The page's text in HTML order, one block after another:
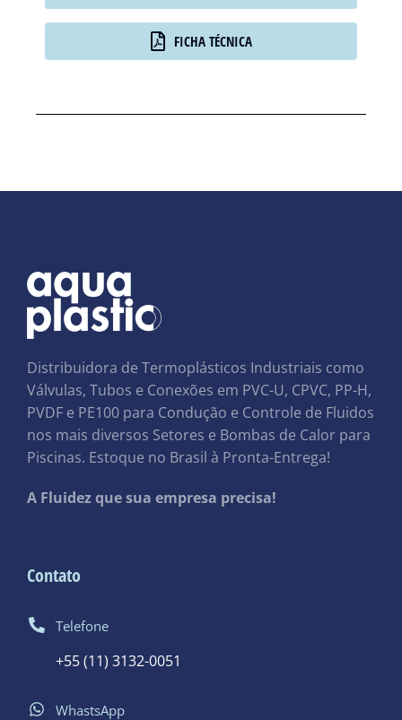
FICHA TÉCNICA
Distribuidora de Termoplásticos Industriais como
Válvulas, Tubos e Conexões em PVC-U, CPVC, PP-H,
PVDF e PE100 para Condução e Controle de Fluidos
nos mais diversos Setores e Bombas de Calor para
Piscinas. Estoque no Brasil à Pronta-Entrega!
A Fluidez que sua empresa precisa!
Contato
Telefone
+55 (11) 3132-0051
WhastsApp